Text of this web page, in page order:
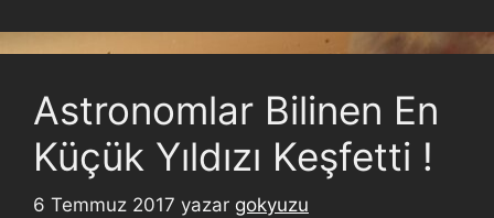
Astronomlar Bilinen En
Küçük Yıldızı Keşfetti !
6 Temmuz 2017 yazar gokyuzu